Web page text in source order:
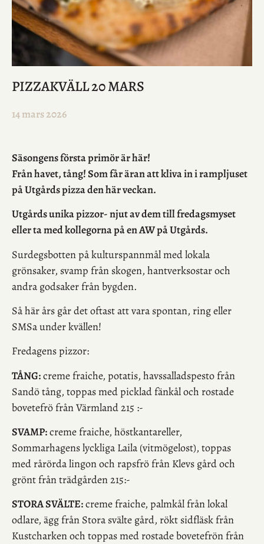
PIZZAKVÄLL 20 MARS
14 mars 2026
Säsongens första primör är här!
Från havet, tång! Som får äran att kliva in i rampljuset
på Utgårds pizza den här veckan.
Utgårds unika pizzor- njut av dem till fredagsmyset
eller ta med kollegorna på en AW på Utgårds.
Surdegsbotten på kulturspannmål med lokala
grönsaker, svamp från skogen, hantverksostar och
andra godsaker från bygden.
Så här års går det oftast att vara spontan, ring eller
SMSa under kvällen!
Fredagens pizzor:
TÅNG:creme fraiche, potatis, havssalladspesto från
Sandö tång, toppas med picklad fänkål och rostade
bovetefrö från Värmland 215 :-
SVAMP:creme fraiche, höstkantareller,
Sommarhagens lyckliga Laila (vitmögelost), toppas
med rårörda lingon och rapsfrö från Klevs gård och
grönt från trädgården 215:-
STORA SVÄLTE:creme fraiche, palmkål från lokal
odlare, ägg från Stora svälte gård, rökt sidfläsk från
Kustcharken och toppas med rostade bovetefrön från